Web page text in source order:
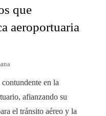
que
aeroportuaria
en la
afianzando su
el tránsito aéreo y la